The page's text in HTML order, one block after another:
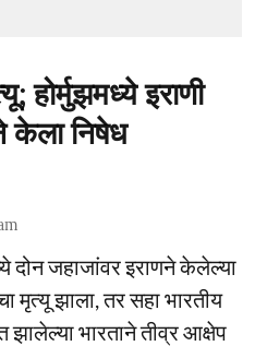
होर्मुझमध्ये इराणी
केला निषेध
दोन जहाजांवर इराणने केलेल्या
मृत्यू झाला, तर सहा भारतीय
भारताने तीव्र आक्षेप